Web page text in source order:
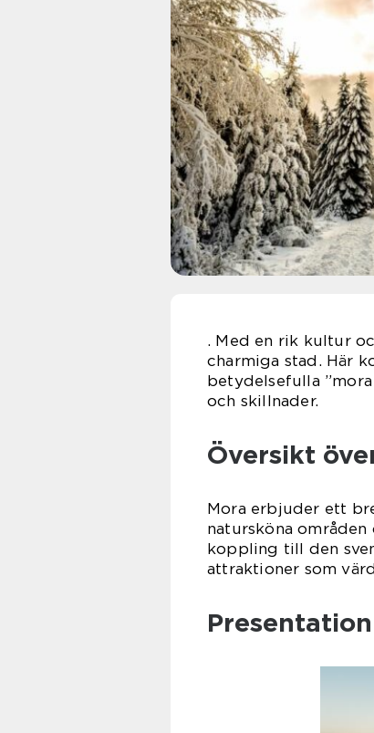
. Med en rik kultur
charmiga stad. Här
betydelsefulla
och skillnader.
Översikt
Mora erbjuder ett
natursköna
koppling till den
attraktioner som